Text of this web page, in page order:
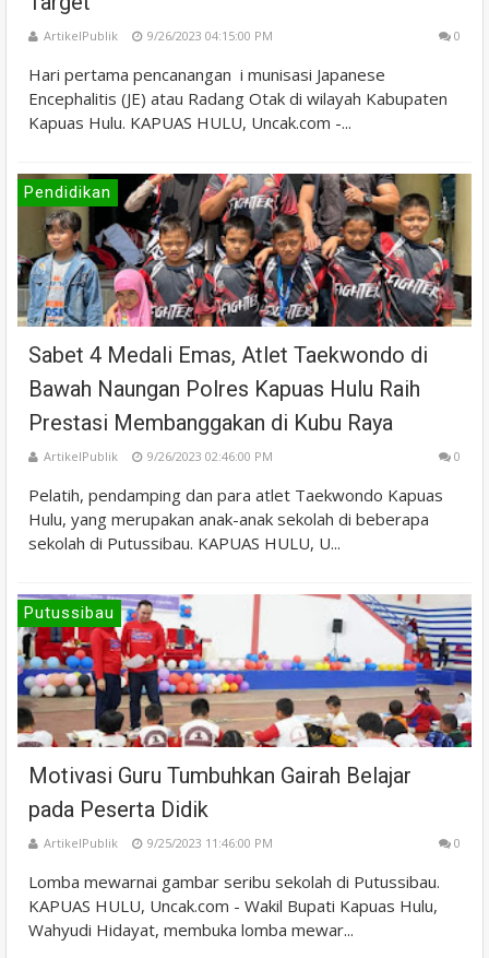
ArtikelPublik 9/26/2023 04:15:00 PM 0
Hari pertama pencanangan i munisasi Japanese
Encephalitis (JE) atau Radang Otak di wilayah Kabupaten
Kapuas Hulu. KAPUAS HULU, Uncak.com -...
Pendidikan
Sabet 4 Medali Emas, Atlet Taekwondo di
Bawah Naungan Polres Kapuas Hulu Raih
Prestasi Membanggakan di Kubu Raya
ArtikelPublik 9/26/2023 02:46:00 PM 0
Pelatih, pendamping dan para atlet Taekwondo Kapuas
Hulu, yang merupakan anak-anak sekolah di beberapa
sekolah di Putussibau. KAPUAS HULU, U...
Putussibau
Motivasi Guru Tumbuhkan Gairah Belajar
pada Peserta Didik
ArtikelPublik 9/25/2023 11:46:00 PM 0
Lomba mewarnai gambar seribu sekolah di Putussibau.
KAPUAS HULU, Uncak.com - Wakil Bupati Kapuas Hulu,
Wahyudi Hidayat, membuka lomba mewar...